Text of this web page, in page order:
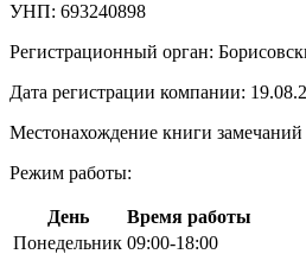
УНП: 693240898
Регистрационный орган:
Дата регистрации компании:
Местонахождение книги
Режим работы:
День
Время работы
Понедельник 09:00-18:00